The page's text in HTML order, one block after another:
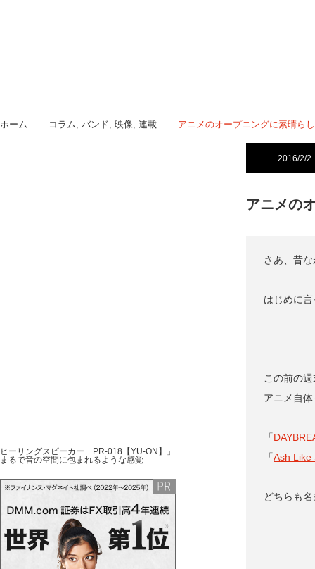
ホーム コラム, バンド, 映像, 連載 アニメのオープニングに素晴ら
2016/2/2
アニメの
さあ、昔
はじめに
この前の
アニメ自
「
「Ash Like
どちらも
ヒーリングスピーカー PR-018【YU-ON】」
まるで音の空間に包まれるような感覚